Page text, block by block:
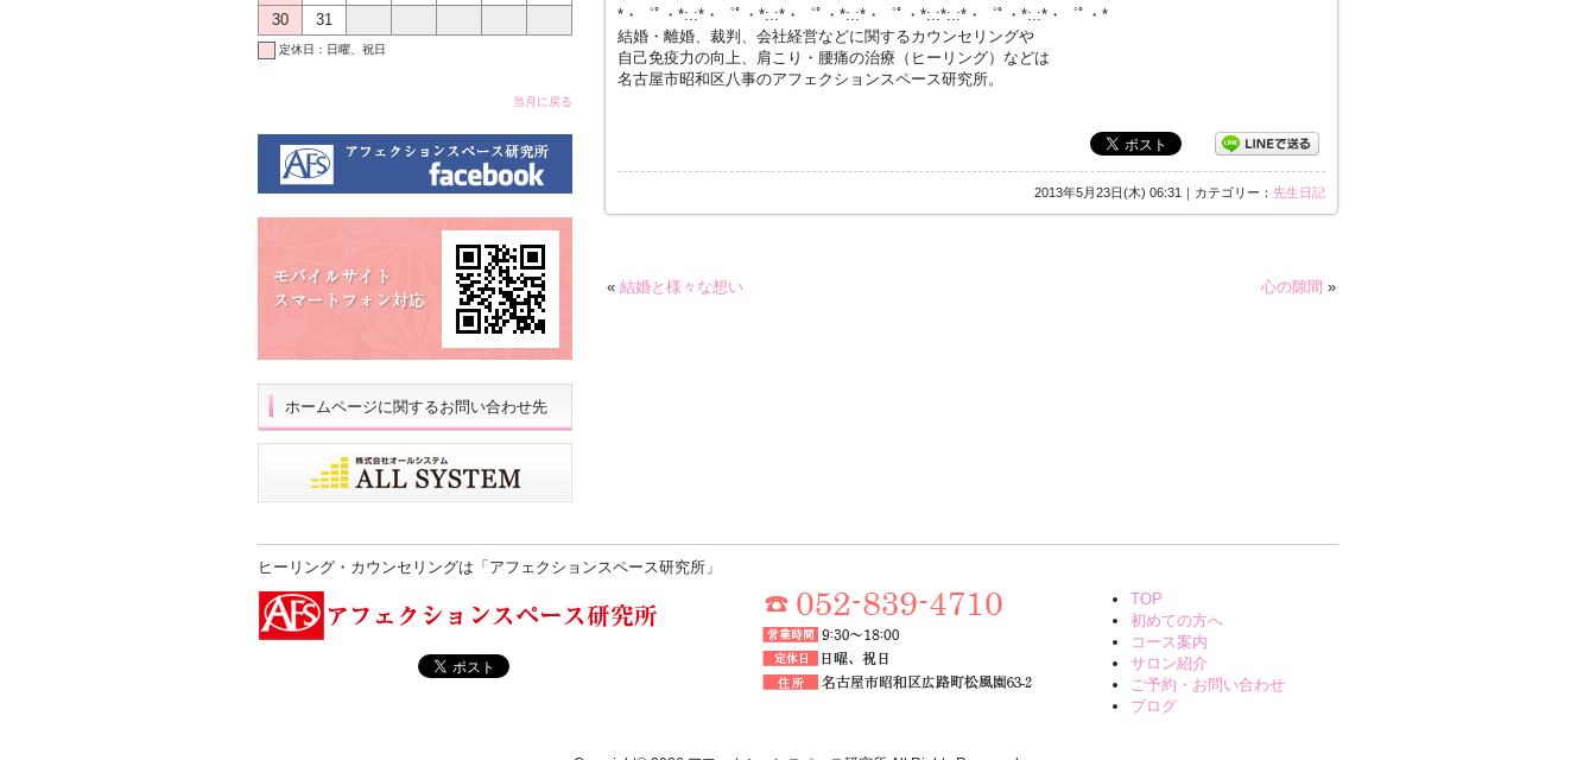
*・゜ﾟ・*:.:*・゜ﾟ・*:.:*・゜ﾟ・*:.:*・゜ﾟ・*:.:*:.:*・゜ﾟ・*:.:*・゜ﾟ・*
結婚・離婚、裁判、会社経営などに関するカウンセリングや
自己免疫力の向上、肩こり・腰痛の治療（ヒーリング）などは
名古屋市昭和区八事のアフェクションスペース研究所。
2013年5月23日(木) 06:31｜カテゴリー： 先生日記
« 結婚と様々な想い 心の隙間 »
30
31
定休日：日曜、祝日
当月に戻る
ホームページに関するお問い合わせ先
ヒーリング・カウンセリングは「アフェクションスペース研究所」
TOP
初めての方へ
コース案内
サロン紹介
ご予約・お問い合わせ
ブログ